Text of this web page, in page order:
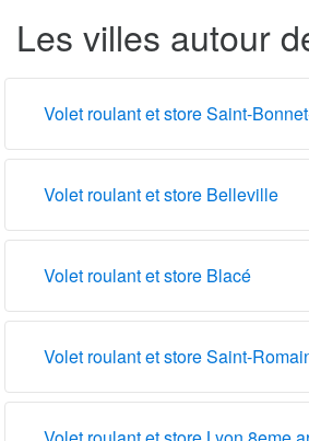
Les villes autour
Volet roulant et store Saint-
Volet roulant et store Belleville
Volet roulant et store Blacé
Volet roulant et store Saint-